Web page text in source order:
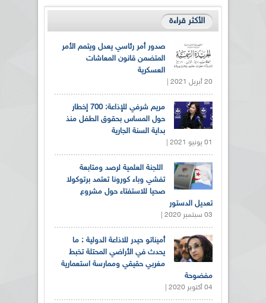
الأكثر قراءة
صدور أمر رئاسي يعدل ويتمم الأمر
المتضمن قانون المعاشات
العسكرية
20 أبريل 2021 |
مريم شرفي للإذاعة: 700 إخطار
حول المساس بحقوق الطفل منذ
بداية السنة الجارية
01 يونيو 2021 |
اللجنة العلمية لرصد ومتابعة
تفشي وباء كورونا تعتمد برتوكولا
صحيا للاستفتاء حول مشروع
تعديل الدستور
03 سبتمبر 2020 |
أميناتو حيدر للاذاعة الدولية : ما
يحدث في الأراضي المحتلة تخبط
مغربي حقيقي وممارسة استعمارية
مفضوحة
04 أكتوبر 2020 |